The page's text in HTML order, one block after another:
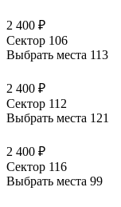
2 400 ₽
Сектор 106
Выбрать места 113
2 400 ₽
Сектор 112
Выбрать места 121
2 400 ₽
Сектор 116
Выбрать места 99